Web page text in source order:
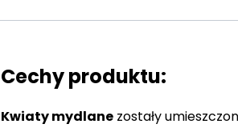
Cechy produktu:
Kwiaty mydlanezostały